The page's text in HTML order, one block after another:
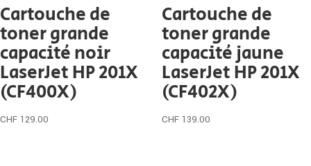
Cartouche de
toner grande
capacité noir
LaserJet HP 201X
(CF400X)
CHF 129.00
Cartouche de
toner grande
capacité jaune
LaserJet HP 201X
(CF402X)
CHF 139.00